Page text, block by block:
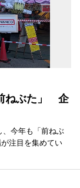
ねぶた」 企
、今年も「前ねぶ
注目を集めてい